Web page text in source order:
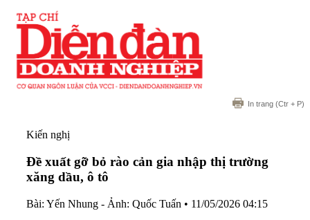
In trang (Ctr + P)
Kiến nghị
Đề xuất gỡ bỏ rào cản gia nhập thị trường
xăng dầu, ô tô
Bài: Yến Nhung - Ảnh: Quốc Tuấn • 11/05/2026 04:15